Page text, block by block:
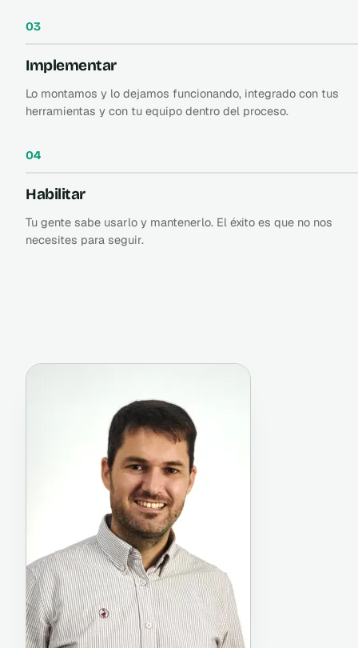
Implementar
Lo montamos y lo dejamos funcionando, integrado con tus
herramientas y con tu equipo dentro del proceso.
Habilitar
Tu gente sabe usarlo y mantenerlo. El éxito es que no nos
necesites para seguir.